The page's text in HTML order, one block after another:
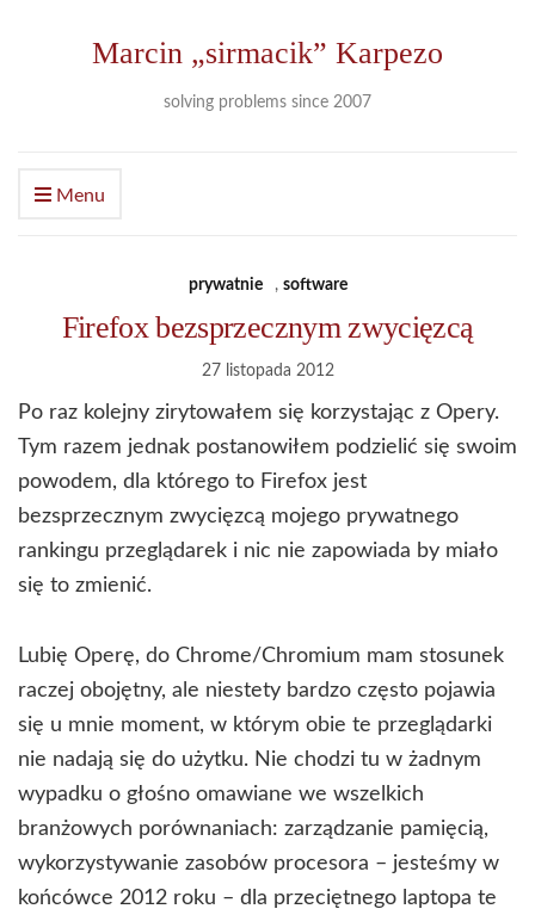
Marcin „sirmacik” Karpezo
solving problems since 2007
Menu
prywatnie , software
Firefox bezsprzecznym zwycięzcą
27 listopada 2012
Po raz kolejny zirytowałem się korzystając z Opery.
Tym razem jednak postanowiłem podzielić się swoim
powodem, dla którego to Firefox jest
bezsprzecznym zwycięzcą mojego prywatnego
rankingu przeglądarek i nic nie zapowiada by miało
się to zmienić.
Lubię Operę, do Chrome/Chromium mam stosunek
raczej obojętny, ale niestety bardzo często pojawia
się u mnie moment, w którym obie te przeglądarki
nie nadają się do użytku. Nie chodzi tu w żadnym
wypadku o głośno omawiane we wszelkich
branżowych porównaniach: zarządzanie pamięcią,
wykorzystywanie zasobów procesora – jesteśmy w
końcówce 2012 roku – dla przeciętnego laptopa te